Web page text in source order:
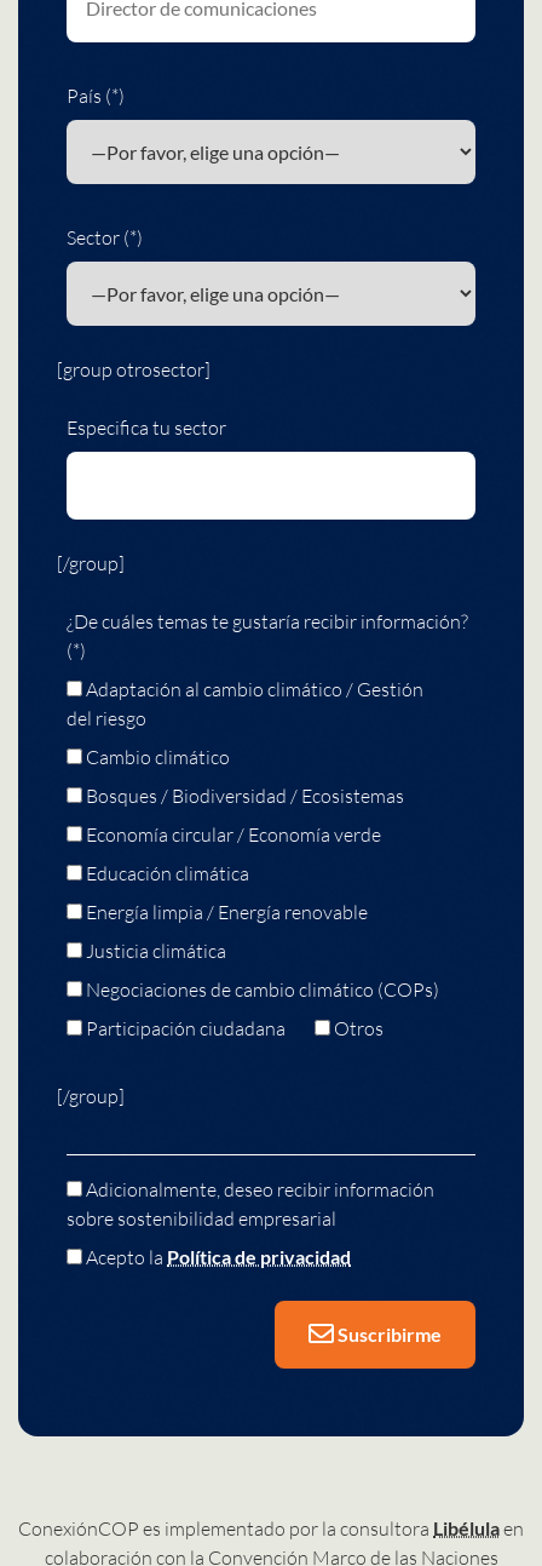
País (*)
Sector (*)
[group otrosector]
Especifica tu sector
[/group]
¿De cuáles temas te gustaría recibir información?
(*)
Adaptación al cambio climático / Gestión
del riesgo
Cambio climático
Bosques / Biodiversidad / Ecosistemas
Economía circular / Economía verde
Educación climática
Energía limpia / Energía renovable
Justicia climática
Negociaciones de cambio climático (COPs)
Participación ciudadana
Otros
[/group]
Adicionalmente, deseo recibir información
sobre sostenibilidad empresarial
Acepto la Política de privacidad
Suscribirme
ConexiónCOP es implementado por la consultora Libélulaen
colaboración con la Convención Marco de las Naciones